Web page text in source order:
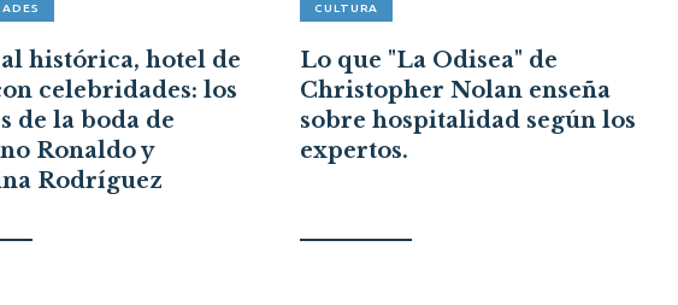
histórica, hotel de
celebridades: los
de la boda de
Ronaldo y
Rodríguez
CULTURA
Lo que "La Odisea" de
Christopher Nolan enseña
sobre hospitalidad según los
expertos.